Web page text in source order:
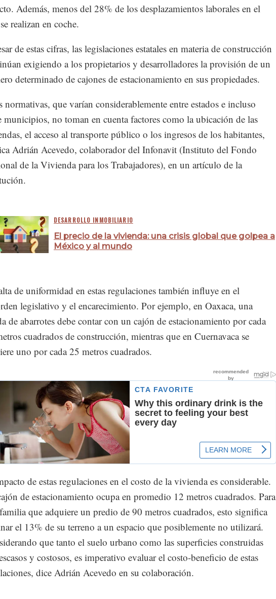
Además, menos del 28% de los desplazamientos laborales en el
realizan en coche.
de estas cifras, las legislaciones estatales en materia de construcción
exigiendo a los propietarios y desarrolladores la provisión de un
determinado de cajones de estacionamiento en sus propiedades.
normativas, que varían considerablemente entre estados e incluso
municipios, no toman en cuenta factores como la ubicación de las
el acceso al transporte público o los ingresos de los habitantes,
Adrián Acevedo, colaborador del Infonavit (Instituto del Fondo
de la Vivienda para los Trabajadores), en un artículo de la
DESARROLLO INMOBILIARIO
El precio de la vivienda: una crisis global que golpea a
México y al mundo
de uniformidad en estas regulaciones también influye en el
legislativo y el encarecimiento. Por ejemplo, en Oaxaca, una
de abarrotes debe contar con un cajón de estacionamiento por cada
cuadrados de construcción, mientras que en Cuernavaca se
uno por cada 25 metros cuadrados.
de estas regulaciones en el costo de la vivienda es considerable.
de estacionamiento ocupa en promedio 12 metros cuadrados. Para
que adquiere un predio de 90 metros cuadrados, esto significa
el 13% de su terreno a un espacio que posiblemente no utilizará.
que tanto el suelo urbano como las superficies construidas
y costosos, es imperativo evaluar el costo-beneficio de estas
dice Adrián Acevedo en su colaboración.